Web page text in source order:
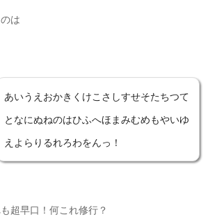
は
あいうえおかきくけこさしすせそたちつて
となにぬねのはひふへほまみむめもやいゆ
えよらりるれろわをんっ！
超早口！何これ修行？